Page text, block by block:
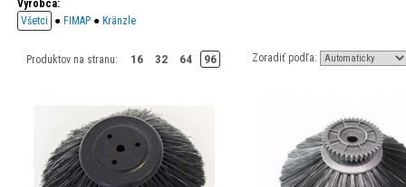
Výrobca:
Všetci
● FIMAP ● Kränzle
Produktov na stranu: 16 32 64 96 Zoradiť podľa: